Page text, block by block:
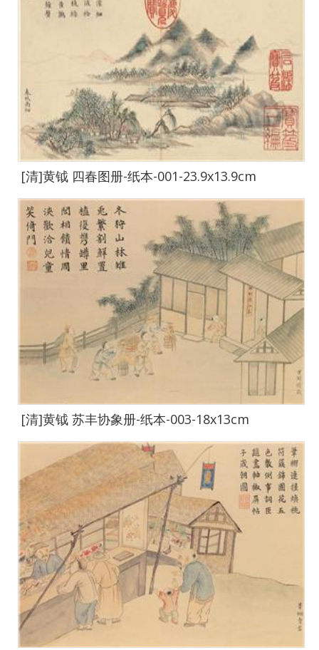
[清]黄钺 四春图册-纸本-001-23.9x13.9cm
[清]黄钺 苏丰协象册-纸本-003-18x13cm